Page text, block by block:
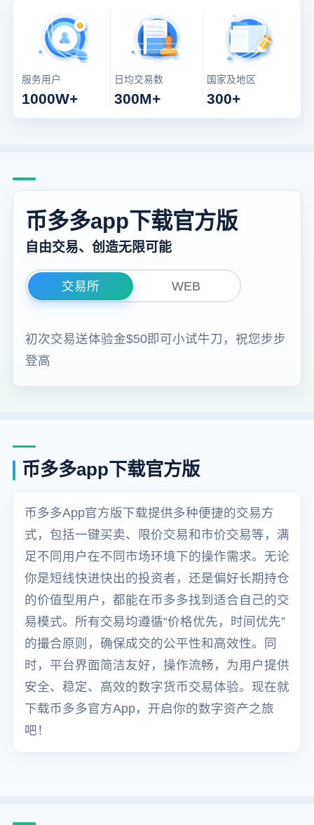
服务用户
1000W+
日均交易数
300M+
国家及地区
300+
币多多app下载官方版
自由交易、创造无限可能
交易所 WEB
初次交易送体验金$50即可小试牛刀，祝您步步
登高
币多多app下载官方版
币多多App官方版下载提供多种便捷的交易方
式，包括一键买卖、限价交易和市价交易等，满
足不同用户在不同市场环境下的操作需求。无论
你是短线快进快出的投资者，还是偏好长期持仓
的价值型用户，都能在币多多找到适合自己的交
易模式。所有交易均遵循“价格优先，时间优先”
的撮合原则，确保成交的公平性和高效性。同
时，平台界面简洁友好，操作流畅，为用户提供
安全、稳定、高效的数字货币交易体验。现在就
下载币多多官方App，开启你的数字资产之旅
吧！